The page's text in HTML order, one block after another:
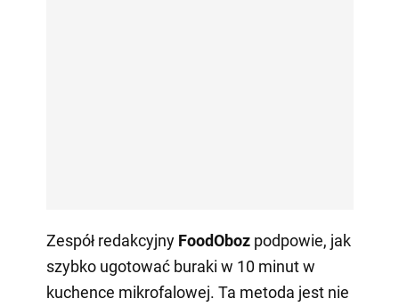
Zespół redakcyjny FoodOboz podpowie, jak
szybko ugotować buraki w 10 minut w
kuchence mikrofalowej. Ta metoda jest nie